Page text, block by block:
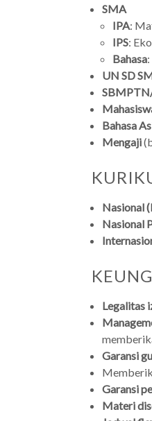
SMA
IPA:
IPS:
Bahasa
UN SD
Bahasa
Mengaji
Nasional
Nasional
Legalitas
Garansi
Garansi
Materi